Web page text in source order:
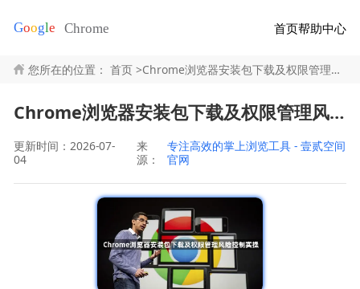
首页帮助中心
您所在的位置： 首页 >Chrome浏览器安装包下载及权限管理风险控制实操
Chrome浏览器安装包下载及权限管理风险控制实操
更新时间：2026-07-
04
来
源：
专注高效的掌上浏览工具 - 壹贰空间
官网